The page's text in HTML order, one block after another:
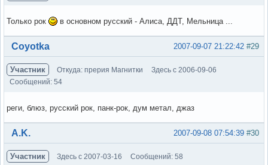
Только рок в основном русский - Алиса, ДДТ, Мельница ...
Вне форума #29
2007-09-07 21:22:42
Coyotka
Участник Откуда: прерия Магнитки
Здесь с 2006-09-06
Сообщений: 54
реги, блюз, русский рок, панк-рок, дум метал, джаз
Вне форума #30
2007-09-08 07:54:39
A.K.
Участник Здесь с 2007-03-16 Сообщений: 58